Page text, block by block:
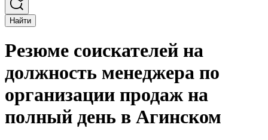
Найти
Резюме соискателей на
должность менеджера по
организации продаж на
полный день в Агинском